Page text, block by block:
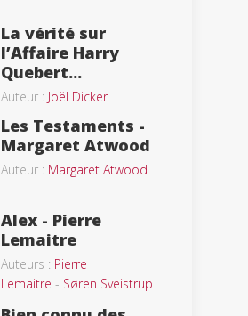
La vérité sur
l’Affaire Harry
Quebert...
Auteur : Joël Dicker
Les Testaments -
Margaret Atwood
Auteur : Margaret Atwood
Alex - Pierre
Lemaitre
Auteurs : Pierre
Lemaitre - Søren Sveistrup